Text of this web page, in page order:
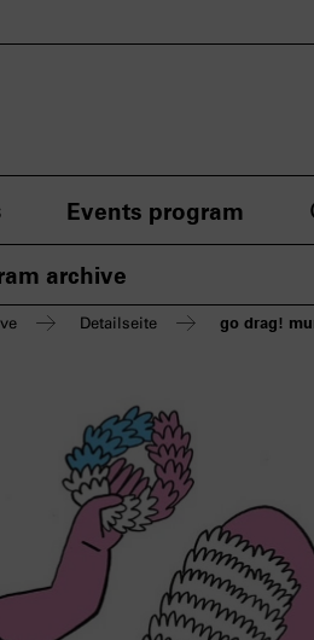
Events program
archive
Detailseite go drag!